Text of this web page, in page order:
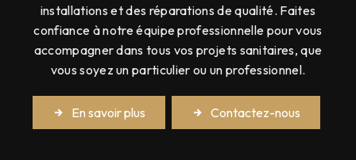
installations et des réparations de qualité. Faites
confiance à notre équipe professionnelle pour vous
accompagner dans tous vos projets sanitaires, que
vous soyez un particulier ou un professionnel.
En savoir plus Contactez-nous